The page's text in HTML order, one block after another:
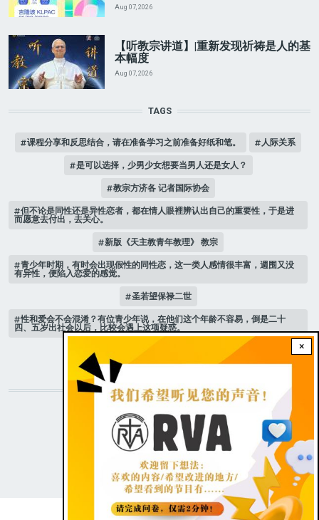
×
Aug 07, 2026
【听教宗讲道】|重新发现祈祷是人的基
本幅度
Aug 07, 2026
TAGS
课程分享和反思结合，请在准备学习之前准备好纸和笔。 人际关系
是可以选择，少男少女想要当男人还是女人？
教宗方济各 记者国际协会
但不论是同性还是异性恋者，都在情人眼裡辨认出自己的重要性，于是进
而愿意去付出，去关心。
新版《天主教青年教理》 教宗
青少年时期，有时会出现假性的同性恋，这一类人感情很丰富，週围又没
有异性，便陷入恋爱的感觉。
圣若望保禄二世
性和爱会不会混淆？有位青少年说，在他们这个年龄不容易，倒是二十
四、五岁出社会以后，比较会遇上这项疑惑。
STAY CONNECTED WITH US!